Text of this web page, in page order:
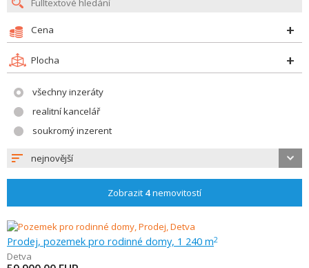
Cena
Plocha
všechny inzeráty
realitní kancelář
soukromý inzerent
nejnovější
Zobrazit 4nemovitostí
Prodej, pozemek pro rodinné domy, 1 240 m2
Detva